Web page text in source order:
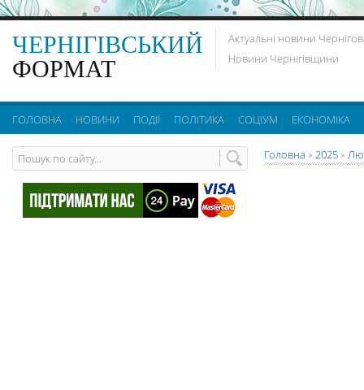
ЧЕРНІГІВСЬКИЙ
ФОРМАТ
Актуальні новини
Новини Чернігівщини
ГОЛОВНА НОВИНИ ПОДІЇ ПОЛІТИКА СОЦІУМ ЕКОНОМІКА
Головна » 2025»